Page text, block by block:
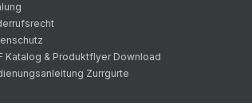
Katalog & Produktflyer Download
Zurrgurte